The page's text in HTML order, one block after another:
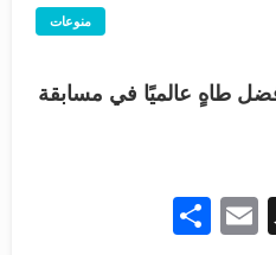
منوعات
طاهٍ عالميًا في مسابقة
Snapchat
Email